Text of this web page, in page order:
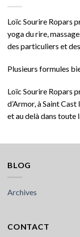
Loïc Sourire Ropars
yoga du rire,
des particuliers et
Plusieurs formules
Loïc Sourire Ropars
d’Armor, à Saint Cast
et au delà dans toute
BLOG
Archives
CONTACT